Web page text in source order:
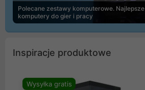
Polecane zestawy komputerowe. Najlepsze
komputery do gier i pracy
Inspiracje produktowe
Wysyłka gratis